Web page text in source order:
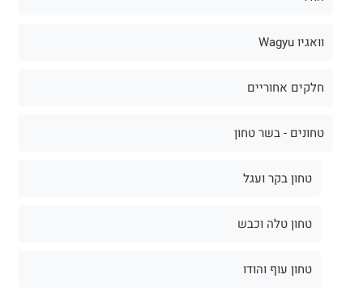
וואגיו Wagyu
חלקים אחוריים
טחונים - בשר טחון
טחון בקר ועגל
טחון טלה וכבש
טחון עוף והודו